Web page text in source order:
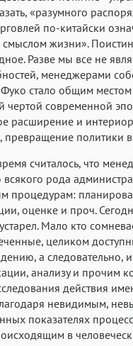
«разумного
по-китайски
смыслом жизни».
Разве мы все не
менеджерами
стало общим местом
чертой современной
расширение и
превращение политики
считалось, что
рода
процедурам:
оценке и проч.
Мало кто
целиком
а следовательно,
анализу и прочим
действия
невидимым,
показателях
в